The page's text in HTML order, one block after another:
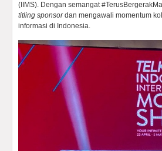
(IIMS). Dengan semangat
titling sponsordan mengawali momentum
informasi di Indonesia.